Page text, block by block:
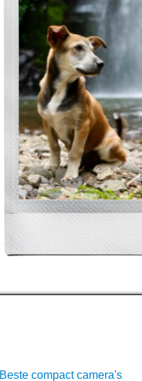
Beste compact camera's